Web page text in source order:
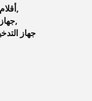
,
جهاز,
جهاز التدخين